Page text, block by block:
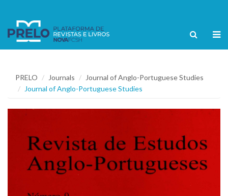
PRELO Journals
Journal of Anglo-Portuguese Studies
Journal of Anglo-Portuguese Studies